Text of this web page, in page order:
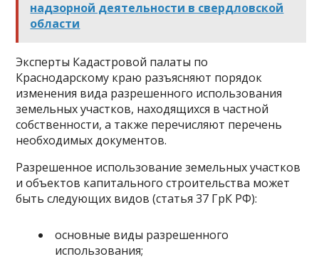
надзорной деятельности в свердловской
области
Эксперты Кадастровой палаты по
Краснодарскому краю разъясняют порядок
изменения вида разрешенного использования
земельных участков, находящихся в частной
собственности, а также перечисляют перечень
необходимых документов.
Разрешенное использование земельных участков
и объектов капитального строительства может
быть следующих видов (статья 37 ГрК РФ):
основные виды разрешенного
использования;